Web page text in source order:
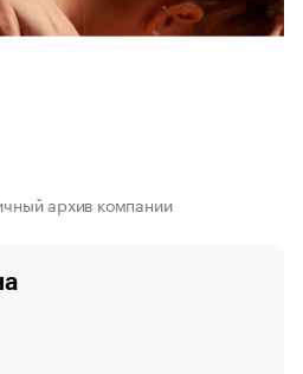
архив компании